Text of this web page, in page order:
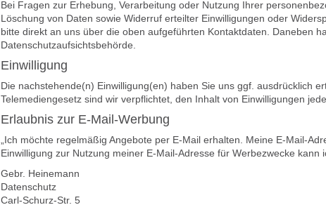
Bei Fragen zur Erhebung, Verarbeitung oder Nutzung Ihrer
Löschung von Daten sowie Widerruf erteilter Einwilligungen oder
bitte direkt an uns über die oben aufgeführten Kontaktdaten. Daneben
Datenschutzaufsichtsbehörde.
Einwilligung
Die nachstehende(n) Einwilligung(en) haben Sie uns ggf. ausdrücklich
Telemediengesetz sind wir verpflichtet, den Inhalt von Einwilligungen
Erlaubnis zur E-Mail-Werbung
„Ich möchte regelmäßig Angebote per E-Mail erhalten. Meine E-Mail-
Einwilligung zur Nutzung meiner E-Mail-Adresse für Werbezwecke
Gebr. Heinemann
Datenschutz
Carl-Schurz-Str. 5